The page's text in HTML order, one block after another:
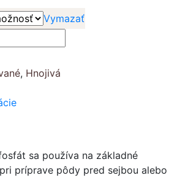
Vymazať
, Hnojivá
sa používa na základné
príprave pôdy pred sejbou alebo